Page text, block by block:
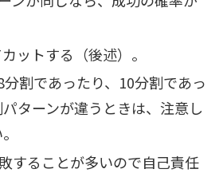
ットする（後述）。
分割であったり、10分割であっ
ターンが違うときは、注意し
することが多いので自己責任